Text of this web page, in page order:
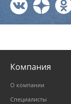
Компания
О компании
Специалисты